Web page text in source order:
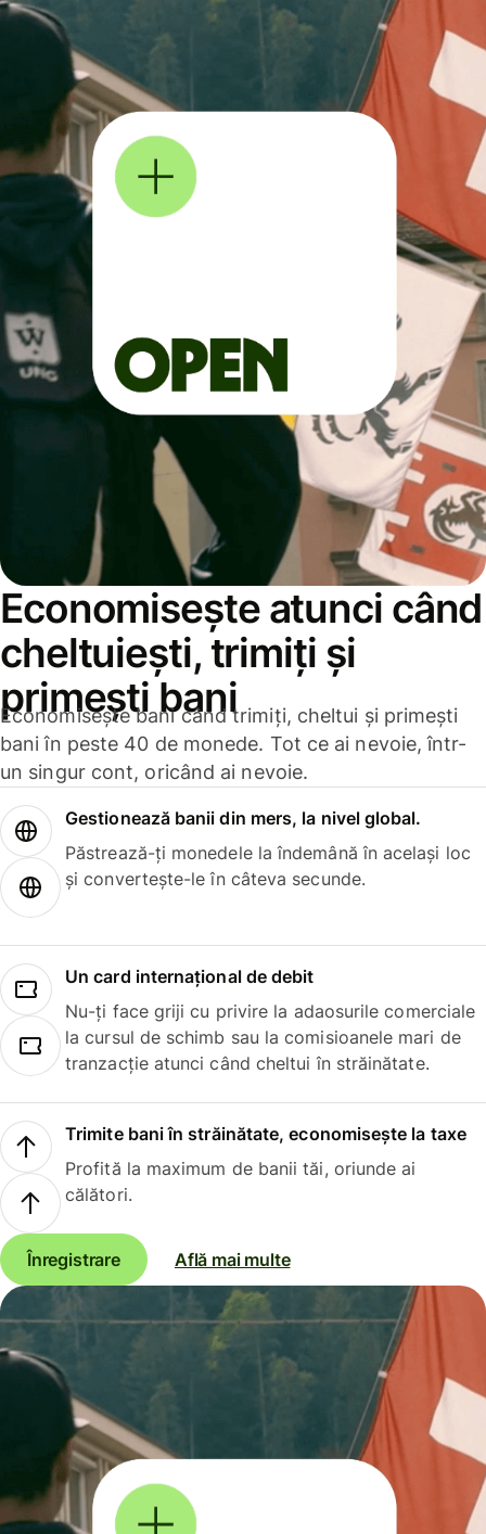
Economisește atunci când
cheltuiești, trimiți și
primești bani
Economisește bani când trimiți, cheltui și primești
bani în peste 40 de monede. Tot ce ai nevoie, într-
un singur cont, oricând ai nevoie.
Gestionează banii din mers, la nivel global.
Păstrează-ți monedele la îndemână în același loc
și convertește-le în câteva secunde.
Un card internațional de debit
Nu-ți face griji cu privire la adaosurile comerciale
la cursul de schimb sau la comisioanele mari de
tranzacție atunci când cheltui în străinătate.
Trimite bani în străinătate, economisește la taxe
Profită la maximum de banii tăi, oriunde ai
călători.
Înregistrare Află mai multe